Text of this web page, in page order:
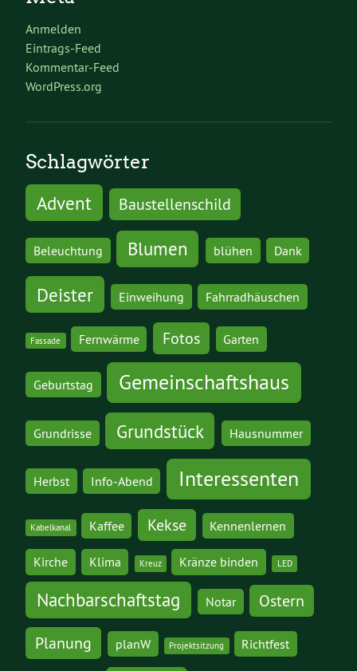
Anmelden
Eintrags-Feed
Kommentar-Feed
WordPress.org
Schlagwörter
Advent
Baustellenschild
Beleuchtung Blumen blühen Dank
Deister Einweihung Fahrradhäuschen
Fassade Fernwärme Fotos Garten
Geburtstag Gemeinschaftshaus
Grundrisse Grundstück Hausnummer
Herbst Info-Abend Interessenten
Kabelkanal Kaffee Kekse Kennenlernen
Kirche Klima Kreuz Kränze binden LED
Nachbarschaftstag Notar Ostern
Planung planW Projektsitzung Richtfest